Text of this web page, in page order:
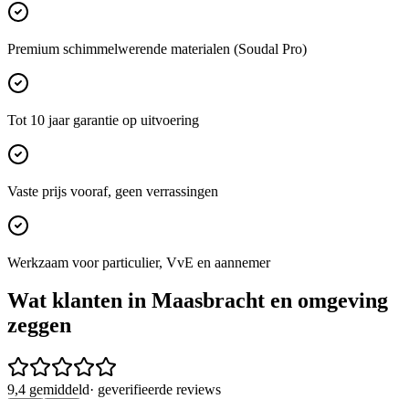
Premium schimmelwerende materialen (Soudal Pro)
Tot 10 jaar garantie op uitvoering
Vaste prijs vooraf, geen verrassingen
Werkzaam voor particulier, VvE en aannemer
Wat klanten in Maasbracht en omgeving
zeggen
9,4 gemiddeld· geverifieerde reviews